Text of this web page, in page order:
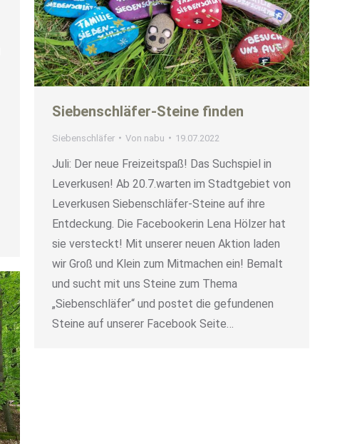
Siebenschläfer-Steine finden
Siebenschläfer Von nabu 19.07.2022
Juli: Der neue Freizeitspaß! Das Suchspiel in
Leverkusen! Ab 20.7.warten im Stadtgebiet von
Leverkusen Siebenschläfer-Steine auf ihre
Entdeckung. Die Facebookerin Lena Hölzer hat
sie versteckt! Mit unserer neuen Aktion laden
wir Groß und Klein zum Mitmachen ein! Bemalt
und sucht mit uns Steine zum Thema
„Siebenschläfer“ und postet die gefundenen
Steine auf unserer Facebook Seite…